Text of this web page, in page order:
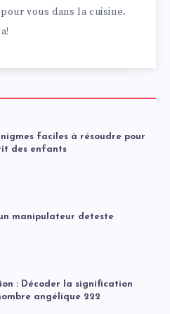
vous dans la cuisine.
faciles à résoudre pour
des enfants
manipulateur deteste
: Décoder la signification
angélique 222